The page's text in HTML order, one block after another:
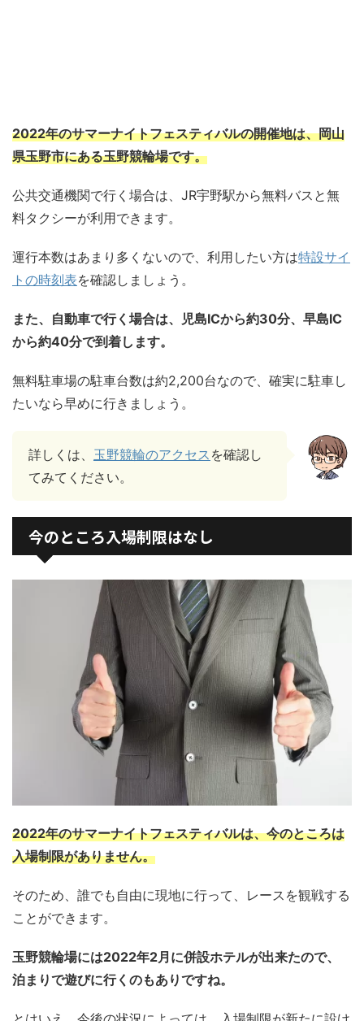
2022年のサマーナイトフェスティバルの開催地は、岡山
県玉野市にある玉野競輪場です。
公共交通機関で行く場合は、JR宇野駅から無料バスと無
料タクシーが利用できます。
運行本数はあまり多くないので、利用したい方は特設サイ
トの時刻表を確認しましょう。
また、自動車で行く場合は、児島ICから約30分、早島IC
から約40分で到着します。
無料駐車場の駐車台数は約2,200台なので、確実に駐車し
たいなら早めに行きましょう。
詳しくは、 玉野競輪のアクセス を確認し
てみてください。
今のところ入場制限はなし
2022年のサマーナイトフェスティバルは、今のところは
入場制限がありません。
そのため、誰でも自由に現地に行って、レースを観戦する
ことができます。
玉野競輪場には2022年2月に併設ホテルが出来たので、
泊まりで遊びに行くのもありですね。